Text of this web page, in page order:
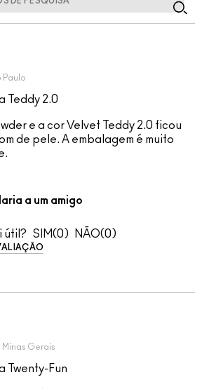
Paulo
Teddy 2.0
e a cor Velvet Teddy 2.0 ficou
de pele. A embalagem é muito
a um amigo
útil? 0 0
Minas Gerais
Twenty-Fun